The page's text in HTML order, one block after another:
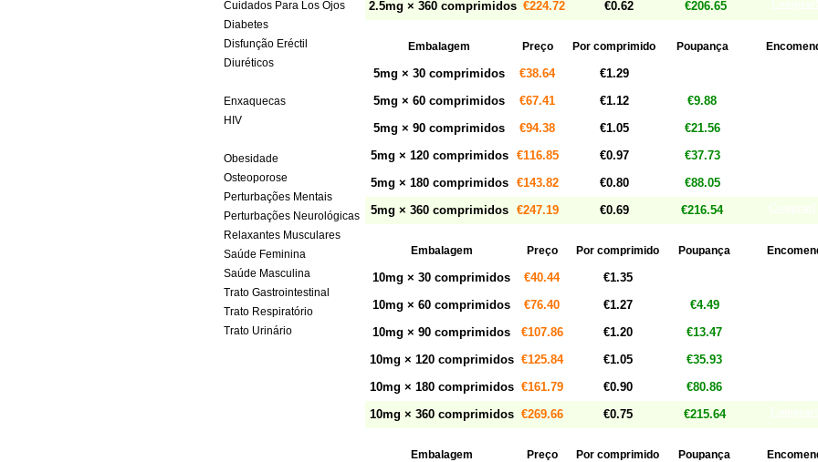
Cuidados Para Los Ojos
Diabetes
Disfunção Eréctil
Diuréticos
Enxaquecas
HIV
Obesidade
Osteoporose
Perturbações Mentais
Perturbações Neurológicas
Relaxantes Musculares
Saúde Feminina
Saúde Masculina
Trato Gastrointestinal
Trato Respiratório
Trato Urinário
2.5mg × 360 comprimidos €224.72 €0.62 €206.65
Embalagem Preço Por comprimido Poupança
5mg × 30 comprimidos €38.64 €1.29
5mg × 60 comprimidos €67.41 €1.12 €9.88
5mg × 90 comprimidos €94.38 €1.05 €21.56
5mg × 120 comprimidos €116.85 €0.97 €37.73
5mg × 180 comprimidos €143.82 €0.80 €88.05
5mg × 360 comprimidos €247.19 €0.69 €216.54
Embalagem Preço Por comprimido Poupança
10mg × 30 comprimidos €40.44 €1.35
10mg × 60 comprimidos €76.40 €1.27 €4.49
10mg × 90 comprimidos €107.86 €1.20 €13.47
10mg × 120 comprimidos €125.84 €1.05 €35.93
10mg × 180 comprimidos €161.79 €0.90 €80.86
10mg × 360 comprimidos €269.66 €0.75 €215.64
Embalagem Preço Por comprimido Poupança